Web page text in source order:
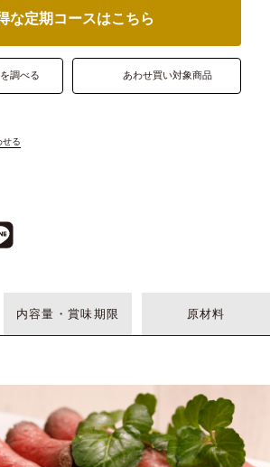
な定期コースはこちら
調べる あわせ買い対象商品
せる
内容量・賞味期限 原材料